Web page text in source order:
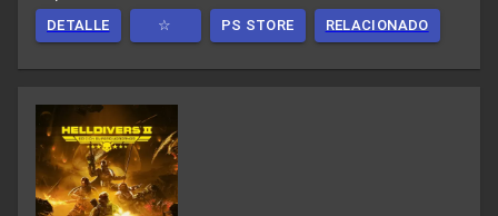
DETALLE ☆ PS STORE RELACIONADO